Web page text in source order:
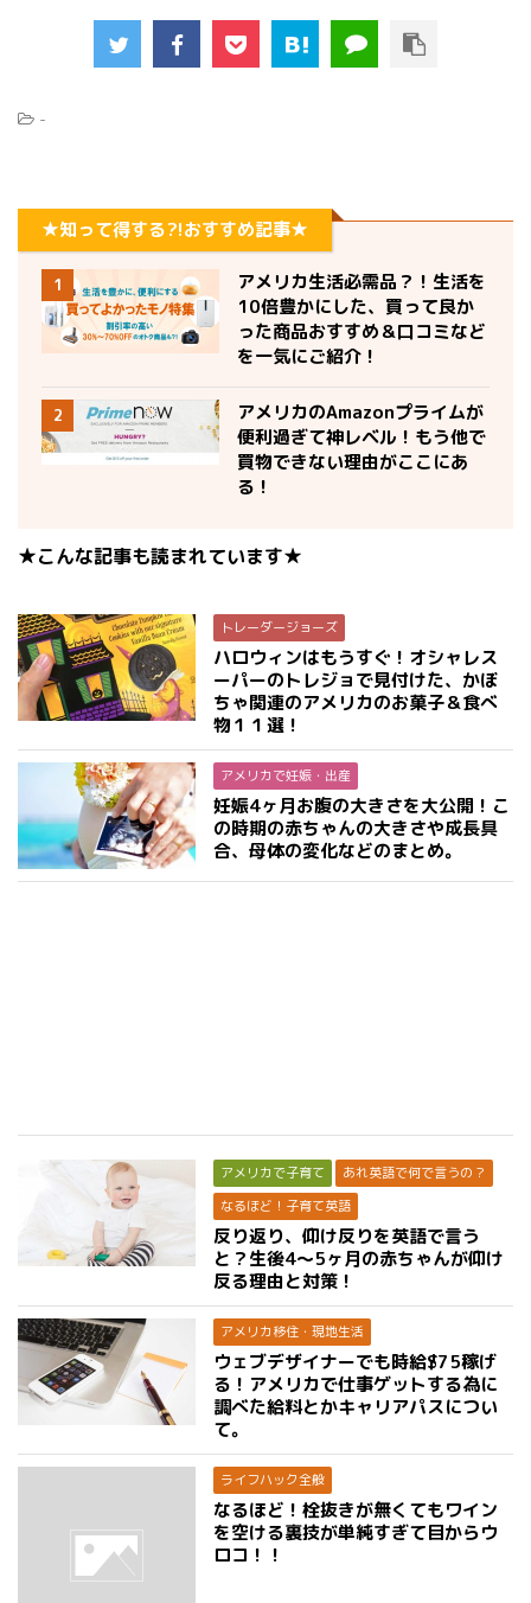
-
★知って得する?!おすすめ記事★
1
アメリカ生活必需品？！生活を
10倍豊かにした、買って良か
った商品おすすめ＆口コミなど
を一気にご紹介！
2
アメリカのAmazonプライムが
便利過ぎて神レベル！もう他で
買物できない理由がここにあ
る！
★こんな記事も読まれています★
トレーダージョーズ
ハロウィンはもうすぐ！オシャレス
ーパーのトレジョで見付けた、かぼ
ちゃ関連のアメリカのお菓子＆食べ
物１１選！
アメリカで妊娠・出産
妊娠4ヶ月お腹の大きさを大公開！こ
の時期の赤ちゃんの大きさや成長具
合、母体の変化などのまとめ。
アメリカで子育て
あれ英語で何で言うの？
なるほど！子育て英語
反り返り、仰け反りを英語で言う
と？生後4〜5ヶ月の赤ちゃんが仰け
反る理由と対策！
アメリカ移住・現地生活
ウェブデザイナーでも時給$75稼げ
る！アメリカで仕事ゲットする為に
調べた給料とかキャリアパスについ
て。
ライフハック全般
なるほど！栓抜きが無くてもワイン
を空ける裏技が単純すぎて目からウ
ロコ！！